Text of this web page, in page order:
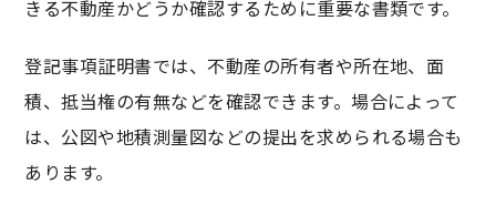
きる不動産かどうか確認するために重要な書類です。
登記事項証明書では、不動産の所有者や所在地、面
積、抵当権の有無などを確認できます。場合によって
は、公図や地積測量図などの提出を求められる場合も
あります。